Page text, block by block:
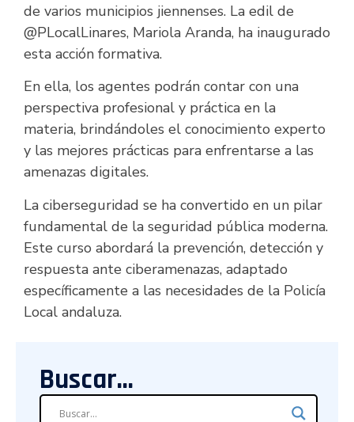
de varios municipios jiennenses. La edil de
@PLocalLinares, Mariola Aranda, ha inaugurado
esta acción formativa.
En ella, los agentes podrán contar con una
perspectiva profesional y práctica en la
materia, brindándoles el conocimiento experto
y las mejores prácticas para enfrentarse a las
amenazas digitales.
La ciberseguridad se ha convertido en un pilar
fundamental de la seguridad pública moderna.
Este curso abordará la prevención, detección y
respuesta ante ciberamenazas, adaptado
específicamente a las necesidades de la Policía
Local andaluza.
Buscar...